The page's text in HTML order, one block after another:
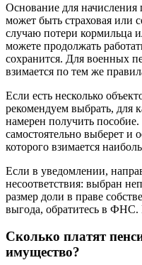
Основание для начисления
может быть страховая или
случаю потери кормильца
можете продолжать
сохранится. Для военных
взимается по тем же
Если есть несколько
рекомендуем выбрать, для
намерен получить
самостоятельно выберет и
которого взимается
Если в уведомлении,
несоответствия: выбран
размер доли в праве
выгода, обратитесь в ФНС.
Сколько платят
имущество?